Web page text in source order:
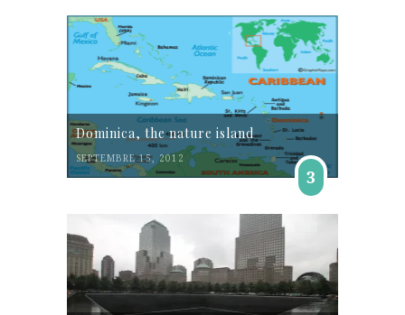
Dominica, the nature island
SEPTEMBRE 15, 2012
3